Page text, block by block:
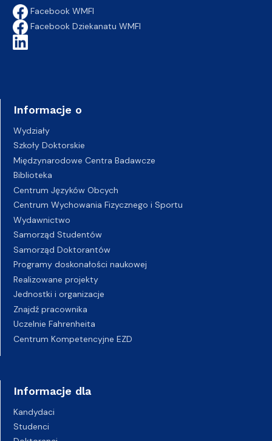
Facebook WMFI
Facebook Dziekanatu WMFI
Informacje o
Wydziały
Szkoły Doktorskie
Międzynarodowe Centra Badawcze
Biblioteka
Centrum Języków Obcych
Centrum Wychowania Fizycznego i Sportu
Wydawnictwo
Samorząd Studentów
Samorząd Doktorantów
Programy doskonałości naukowej
Realizowane projekty
Jednostki i organizacje
Znajdź pracownika
Uczelnie Fahrenheita
Centrum Kompetencyjne EZD
Informacje dla
Kandydaci
Studenci